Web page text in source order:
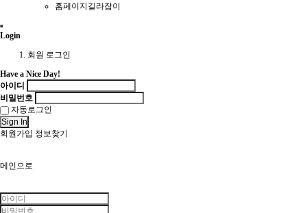
홈페이지길라잡이
Login
회원 로그인
Have a Nice Day!
아이디
비밀번호
자동로그인
Sign In
회원가입 정보찾기
메인으로